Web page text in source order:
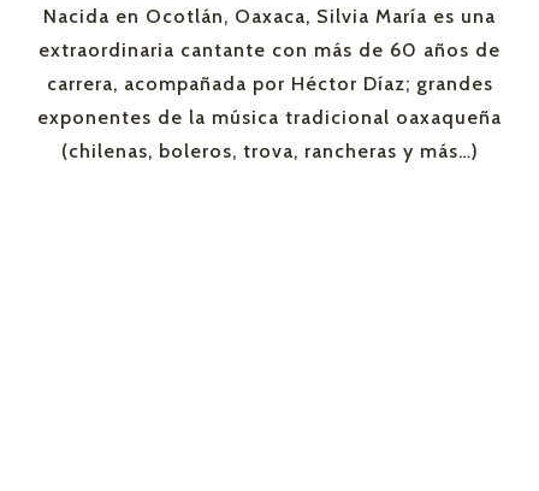
Nacida en Ocotlán, Oaxaca, Silvia María es una
extraordinaria cantante con más de 60 años de
carrera, acompañada por Héctor Díaz; grandes
exponentes de la música tradicional oaxaqueña
(chilenas, boleros, trova, rancheras y más…)